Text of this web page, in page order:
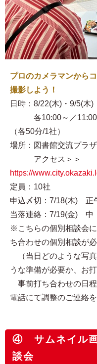
プロのカメラマンから
撮影しよう！
日時：8/22(木)・9/5(木)
各10:00～／11:00～
（各50分/1社）
場所：図書館交流プラ
アクセス＞＞
https://
定員：10社
申込〆切：7/18(木) 正
当落連絡：7/19(金) 中
※こちらの個別相談会
ち合わせの個別相談が必
（当日どのような写
うな準備が必要か、お
事前打ち合わせの日
電話にて調整のご連絡を
④ サムネイル画
談会